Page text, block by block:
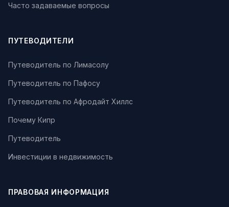
Часто задаваемые вопросы
ПУТЕВОДИТЕЛИ
Путеводитель по Лимасолу
Путеводитель по Пафосу
Путеводитель по Афродайт Хиллс
Почему Кипр
Путеводитель
Инвестиции в недвижимость
ПРАВОВАЯ ИНФОРМАЦИЯ